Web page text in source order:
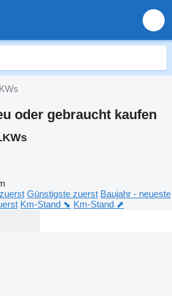
oder gebraucht kaufen
Günstigste zuerst Baujahr - neueste
Km-Stand ⬊ Km-Stand ⬈